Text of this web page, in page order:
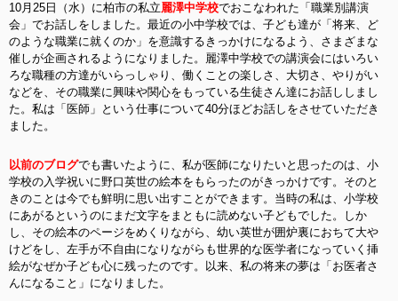
10月25日（水）に柏市の私立麗澤中学校でおこなわれた「職業別講演
会」でお話しをしました。最近の小中学校では、子ども達が「将来、ど
のような職業に就くのか」を意識するきっかけになるよう、さまざまな
催しが企画されるようになりました。麗澤中学校での講演会にはいろい
ろな職種の方達がいらっしゃり、働くことの楽しさ、大切さ、やりがい
などを、その職業に興味や関心をもっている生徒さん達にお話ししまし
た。私は「医師」という仕事について40分ほどお話しをさせていただき
ました。
以前のブログでも書いたように、私が医師になりたいと思ったのは、小
学校の入学祝いに野口英世の絵本をもらったのがきっかけです。そのと
きのことは今でも鮮明に思い出すことができます。当時の私は、小学校
にあがるというのにまだ文字をまともに読めない子どもでした。しか
し、その絵本のページをめくりながら、幼い英世が囲炉裏におちて大や
けどをし、左手が不自由になりながらも世界的な医学者になっていく挿
絵がなぜか子ども心に残ったのです。以来、私の将来の夢は「お医者さ
んになること」になりました。